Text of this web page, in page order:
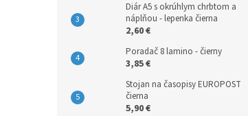
Diár A5 s okrúhlym chrbtom a
náplňou - lepenka čierna
2,60 €
Poradač 8 lamino - čierny
3,85 €
Stojan na časopisy EUROPOST
čierna
5,90 €